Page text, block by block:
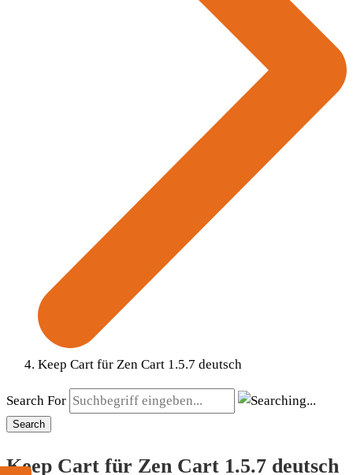
Keep Cart für Zen Cart 1.5.7 deutsch
Search For
Search
Keep Cart für Zen Cart 1.5.7 deutsch